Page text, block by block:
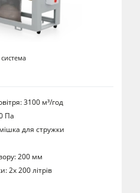
3100 м³/год
Па
для стружки
200 мм
2х 200 літрів